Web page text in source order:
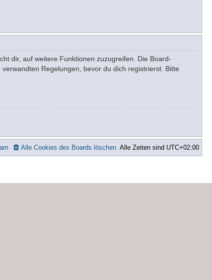
dir, auf weitere Funktionen zuzugreifen. Die Board-
Regelungen, bevor du dich registrierst. Bitte
Alle Zeiten sind UTC+02:00
Alle Cookies des Boards löschen